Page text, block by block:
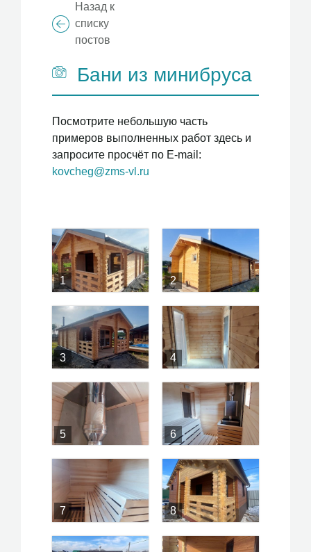
Назад к
списку
постов
Бани из минибруса
Посмотрите небольшую часть
примеров выполненных работ здесь и
запросите просчёт по E-mail:
kovcheg@zms-vl.ru
1 Вперёд
1 2
3 4
5 6
7 8